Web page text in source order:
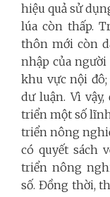
hiệu quả sử
lúa còn thấp.
thôn mới còn
nhập của
khu vực nội
dư luận. Vì
triển một số
triển nông
có quyết sách
triển nông
số. Đồng thời,